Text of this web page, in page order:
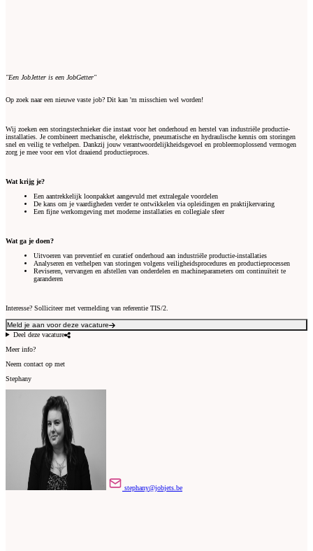
"Een JobJetter is een JobGetter"
Op zoek naar een nieuwe vaste job? Dit kan 'm misschien wel worden!
Wij zoeken een storingstechnieker die instaat voor het onderhoud en herstel van industriële productie-
installaties. Je combineert mechanische, elektrische, pneumatische en hydraulische kennis om storingen
snel en veilig te verhelpen. Dankzij jouw verantwoordelijkheidsgevoel en probleemoplossend vermogen
zorg je mee voor een vlot draaiend productieproces.
Wat krijg je?
Een aantrekkelijk loonpakket aangevuld met extralegale voordelen
De kans om je vaardigheden verder te ontwikkelen via opleidingen en praktijkervaring
Een fijne werkomgeving met moderne installaties en collegiale sfeer
Wat ga je doen?
Uitvoeren van preventief en curatief onderhoud aan industriële productie-installaties
Analyseren en verhelpen van storingen volgens veiligheidsprocedures en productieprocessen
Reviseren, vervangen en afstellen van onderdelen en machineparameters om continuïteit te
garanderen
Interesse? Solliciteer met vermelding van referentie TIS/2.
Meld je aan voor deze vacature
Deel deze vacature
Meer info?
Neem contact op met
Stephany
stephany@jobjets.be